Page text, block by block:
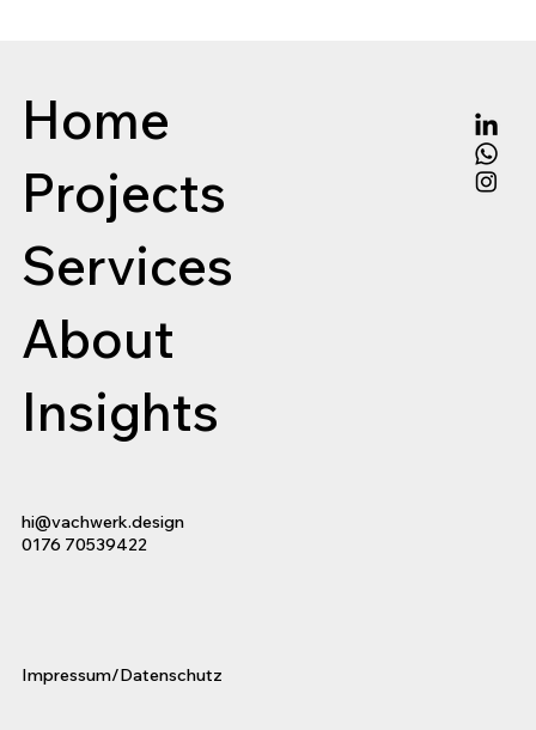
Home
Projects
Services
About
Insights
hi@vachwerk.design
0176 70539422
Impressum/Datenschutz